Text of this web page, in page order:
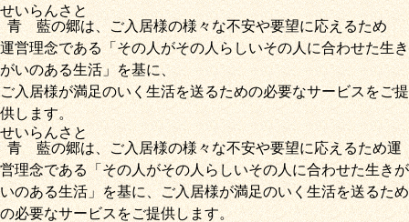
青藍
せいらん
の郷
さと
は、ご入居様の様々な不安や要望に応えるため
運営理念である「その人がその人らしいその人に合わせた生き
がいのある生活」を基に、
ご入居様が満足のいく生活を送るための必要なサービスをご提
供します。
青藍
せいらん
の郷
さと
は、ご入居様の様々な不安や要望に応えるため運
営理念である「その人がその人らしいその人に合わせた生きが
いのある生活」を基に、ご入居様が満足のいく生活を送るため
の必要なサービスをご提供します。